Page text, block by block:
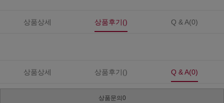
상품상세 상품후기() Q & A(0)
상품상세 상품후기() Q & A(0)
상품문의0